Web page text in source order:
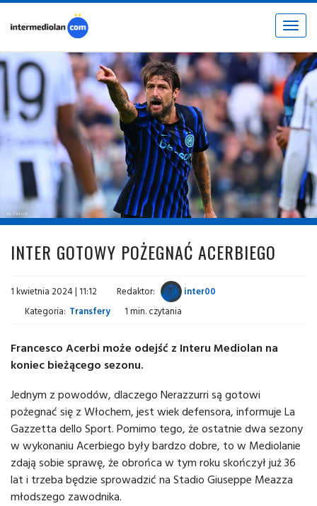
Toggle
fot. © inter.it
INTER GOTOWY POŻEGNAĆ ACERBIEGO
1 kwietnia 2024 | 11:12 Redaktor:
inter00
Kategoria: Transfery 1 min. czytania
Francesco Acerbi może odejść z Interu Mediolan na
koniec bieżącego sezonu.
Jednym z powodów, dlaczego Nerazzurri są gotowi
pożegnać się z Włochem, jest wiek defensora, informuje La
Gazzetta dello Sport. Pomimo tego, że ostatnie dwa sezony
w wykonaniu Acerbiego były bardzo dobre, to w Mediolanie
zdają sobie sprawę, że obrońca w tym roku skończył już 36
lat i trzeba będzie sprowadzić na Stadio Giuseppe Meazza
młodszego zawodnika.